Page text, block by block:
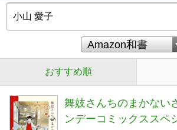
おすすめ順
舞妓さんちのまかない
ンデーコミックススペ